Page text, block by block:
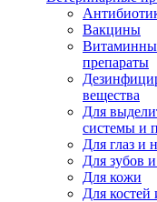
Вакцины
препараты
вещества
Для
системы и
Для глаз и
Для зубов
Для кожи
Для костей